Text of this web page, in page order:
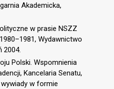
Akademicka,
w prasie NSZZ
Wydawnictwo
2004.
Polski. Wspomnienia
Kancelaria Senatu,
w formie